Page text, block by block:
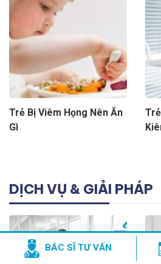
Trẻ Bị Viêm Họng Nên Ăn
Gì
DỊCH VỤ & GIẢI PHÁP
BÁC SĨ TƯ VẤN